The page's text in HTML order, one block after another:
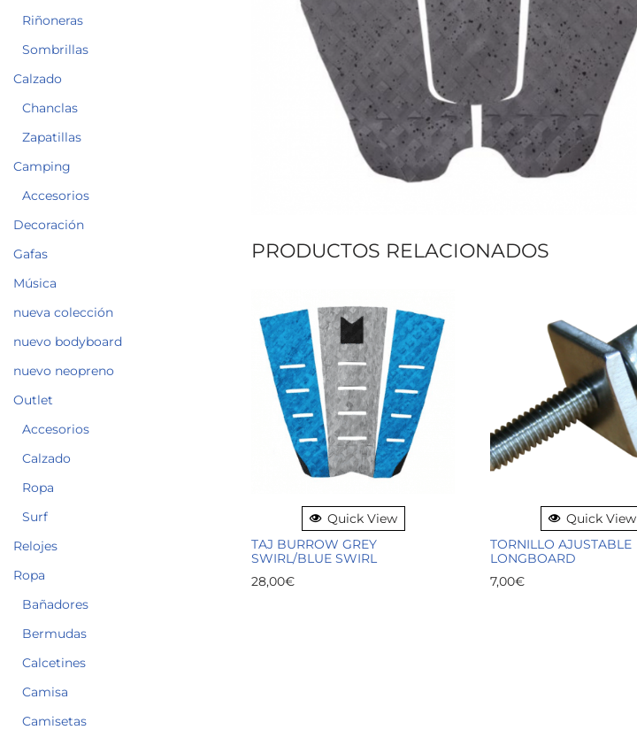
Riñoneras
Sombrillas
Calzado
Chanclas
Zapatillas
Camping
Accesorios
Decoración
Gafas
Música
nueva colección
nuevo bodyboard
nuevo neopreno
Outlet
Accesorios
Calzado
Ropa
Surf
Relojes
Ropa
Bañadores
Bermudas
Calcetines
Camisa
Camisetas
PRODUCTOS RELACIONADOS
Quick View
TAJ BURROW GREY
SWIRL/BLUE SWIRL
28,00€
Quick View
TORNILLO AJUSTABLE
LONGBOARD
7,00€